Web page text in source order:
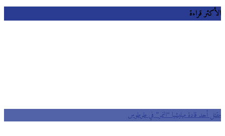
الأكثر قراءة
مقتل أحد قادة ميليشيا “النمر” في طرطوس